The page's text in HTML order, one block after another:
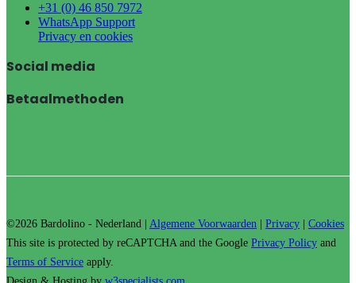
+31 (0) 46 850 7972
WhatsApp Support
Privacy en cookies
Social media
Betaalmethoden
©2026 Bardolino - Nederland | Algemene Voorwaarden Privacy
Cookies
This site is protected by reCAPTCHA and the Google Privacy Policy and
Terms of Service apply.